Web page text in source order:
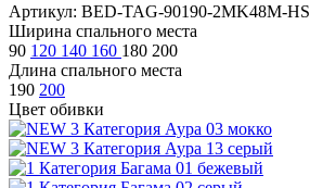
Артикул: BED-TAG-90190-2MK48M-HS
Ширина спального места
90 120 140 160 180 200
Длина спального места
190 200
Цвет обивки